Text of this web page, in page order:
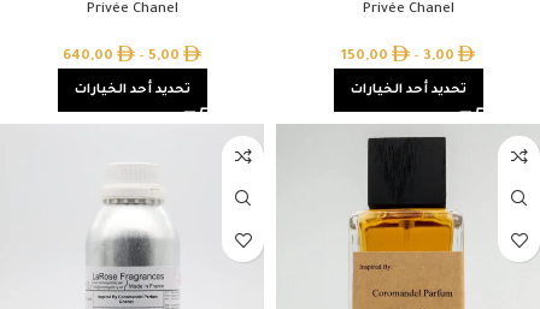
Privée Chanel
3,00
–
150,00
تحديد أحد الخيارات
Privée Chanel
5,00
–
640,00
تحديد أحد الخيارات